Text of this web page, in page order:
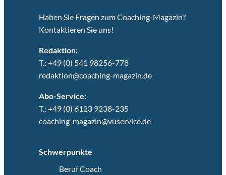
Haben Sie Fragen zum Coaching-Magazin?
Kontaktieren Sie uns!
Redaktion:
T.: +49 (0) 541 98256-778
redaktion@coaching-magazin.de
Abo-Service:
T.: +49 (0) 6123 9238-235
coaching-magazin@vuservice.de
Schwerpunkte
Beruf Coach